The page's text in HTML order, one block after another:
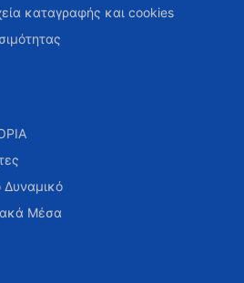
καταγραφής και cookies
Δυναμικό
Μέσα